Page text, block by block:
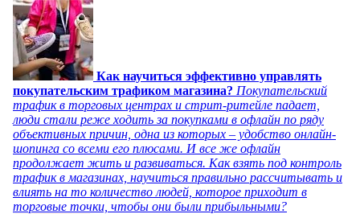
Как научиться эффективно управлять
покупательским трафиком магазина? Покупательский
трафик в торговых центрах и стрит-ритейле падает,
люди стали реже ходить за покупками в офлайн по ряду
объективных причин, одна из которых – удобство онлайн-
шопинга со всеми его плюсами. И все же офлайн
продолжает жить и развиваться. Как взять под контроль
трафик в магазинах, научиться правильно рассчитывать и
влиять на то количество людей, которое приходит в
торговые точки, чтобы они были прибыльными?